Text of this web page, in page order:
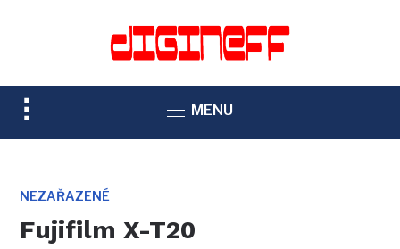
TOGGLE
SIDEBAR
NAVIGATION
MENU
NEZAŘAZENÉ
Fujifilm X-T20